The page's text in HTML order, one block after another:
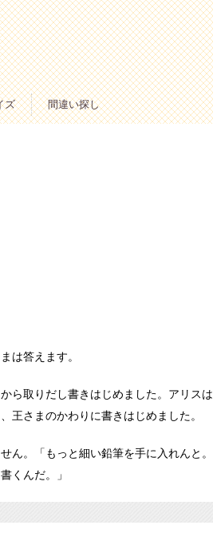
ズ 間違い探し
は答えます。
ら取りだし書きはじめました。アリスは
王さまのかわりに書きはじめました。
ん。「もっと細い鉛筆を手に入れんと。
くんだ。」